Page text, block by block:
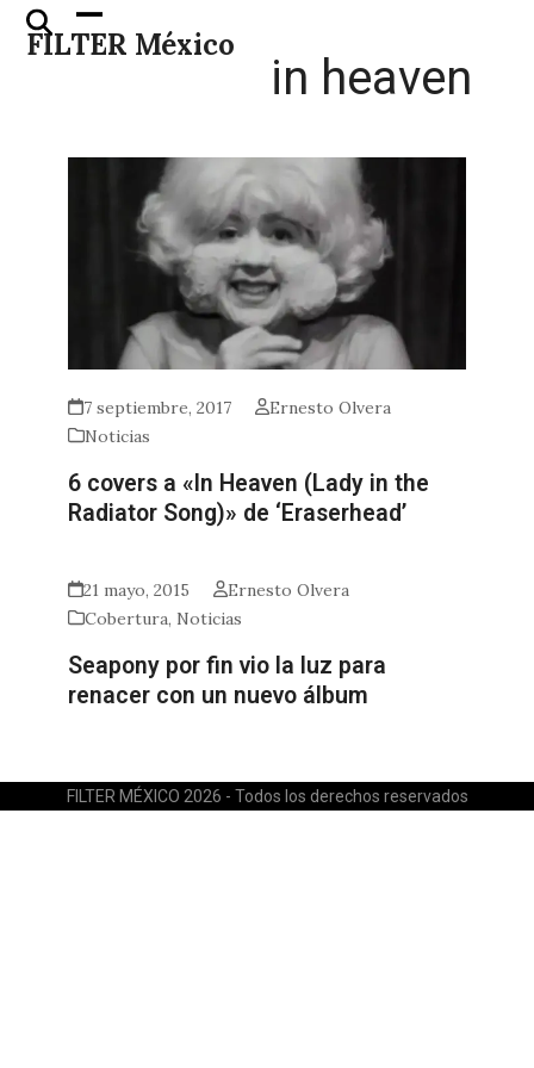
Skip
FILTER México
Open
mobile
Close
mobile
in heaven
7 septiembre, 2017
Ernesto Olvera
Noticias
6 covers a «In Heaven (Lady in the
Radiator Song)» de ‘Eraserhead’
21 mayo, 2015
Ernesto Olvera
Cobertura, Noticias
Seapony por fin vio la luz para
renacer con un nuevo álbum
FILTER MÉXICO 2026 - Todos los derechos reservados